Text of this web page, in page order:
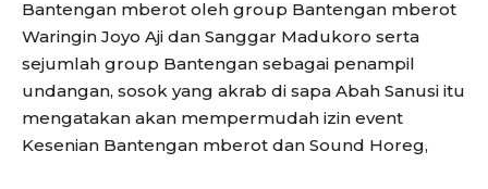
Bantengan mberot oleh group Bantengan mberot
Waringin Joyo Aji dan Sanggar Madukoro serta
sejumlah group Bantengan sebagai penampil
undangan, sosok yang akrab di sapa Abah Sanusi itu
mengatakan akan mempermudah izin event
Kesenian Bantengan mberot dan Sound Horeg,